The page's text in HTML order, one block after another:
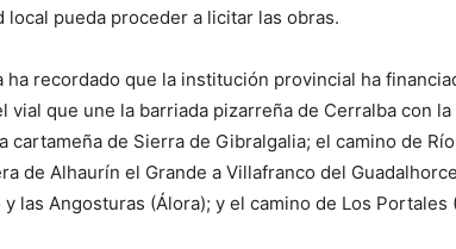
local pueda proceder a licitar las obras.
ha recordado que la institución provincial ha
vial que une la barriada pizarreña de Cerralba con
cartameña de Sierra de Gibralgalia; el camino de
de Alhaurín el Grande a Villafranco del
y las Angosturas (Álora); y el camino de Los Portales